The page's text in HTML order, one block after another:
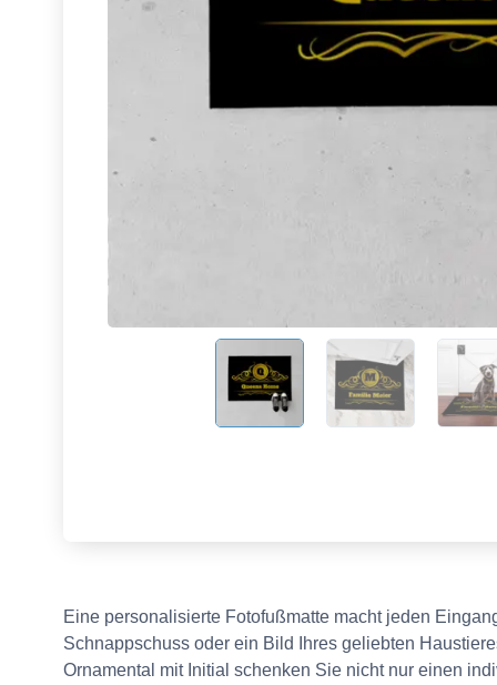
Eine personalisierte Fotofußmatte macht jeden
Schnappschuss oder ein Bild Ihres geliebten
Ornamental mit Initial schenken Sie nicht nur einen